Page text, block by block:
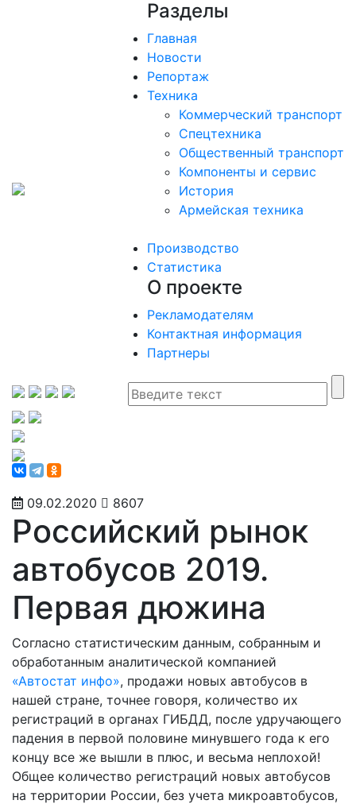
Разделы
Главная
Новости
Репортаж
Техника
Коммерческий транспорт
Спецтехника
Общественный транспорт
Компоненты и сервис
История
Армейская техника
Производство
Статистика
О проекте
Рекламодателям
Контактная информация
Партнеры
09.02.2020 8607
Российский рынок
автобусов 2019.
Первая дюжина
Согласно статистическим данным, собранным и
обработанным аналитической компанией
«Автостат инфо», продажи новых автобусов в
нашей стране, точнее говоря, количество их
регистраций в органах ГИБДД, после удручающего
падения в первой половине минувшего года к его
концу все же вышли в плюс, и весьма неплохой!
Общее количество регистраций новых автобусов
на территории России, без учета микроавтобусов,